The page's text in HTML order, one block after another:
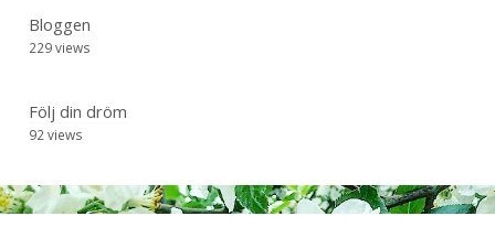
Bloggen
229 views
Följ din dröm
92 views